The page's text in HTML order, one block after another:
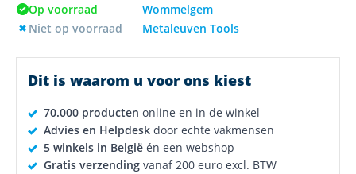
Op voorraad
Wommelgem
Niet op voorraad
Metaleuven Tools
Dit is waarom u voor ons kiest
70.000 producten online en in de winkel
Advies en Helpdesk door echte vakmensen
5 winkels in België én een webshop
Gratis verzending vanaf 200 euro excl. BTW